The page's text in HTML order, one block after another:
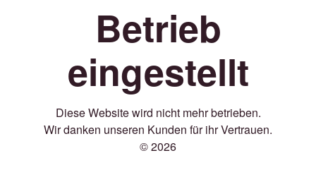
Betrieb
eingestellt
Diese Website wird nicht mehr betrieben.
Wir danken unseren Kunden für ihr Vertrauen.
© 2026